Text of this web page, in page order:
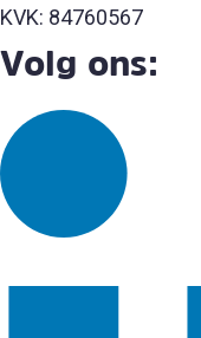
KVK: 84760567
Volg ons: